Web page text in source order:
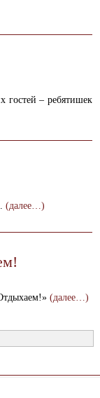
гостей – ребятишек
(далее…)
(далее…)